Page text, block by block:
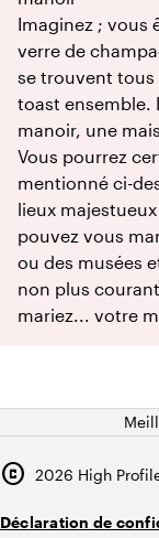
Imaginez ; vous
verre de
se trouvent tous
toast ensemble.
manoir, une
Vous pourrez
mentionné ci-
lieux
pouvez vous
ou des musées
non plus
mariez... votre
copyright 2026 High
Déclaration de